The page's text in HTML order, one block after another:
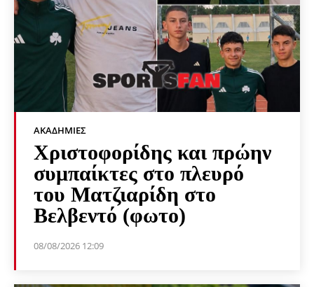
ΑΚΑΔΗΜΊΕΣ
Χριστοφορίδης και πρώην
συμπαίκτες στο πλευρό
του Ματζιαρίδη στο
Βελβεντό (φωτο)
08/08/2026 12:09